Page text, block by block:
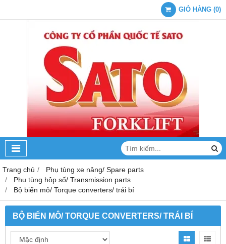
GIỎ HÀNG (0)
Trang chủ
Phụ tùng xe nâng/ Spare parts
Phụ tùng hộp số/ Transmission parts
Bộ biến mô/ Torque converters/ trái bí
BỘ BIẾN MÔ/ TORQUE CONVERTERS/ TRÁI BÍ